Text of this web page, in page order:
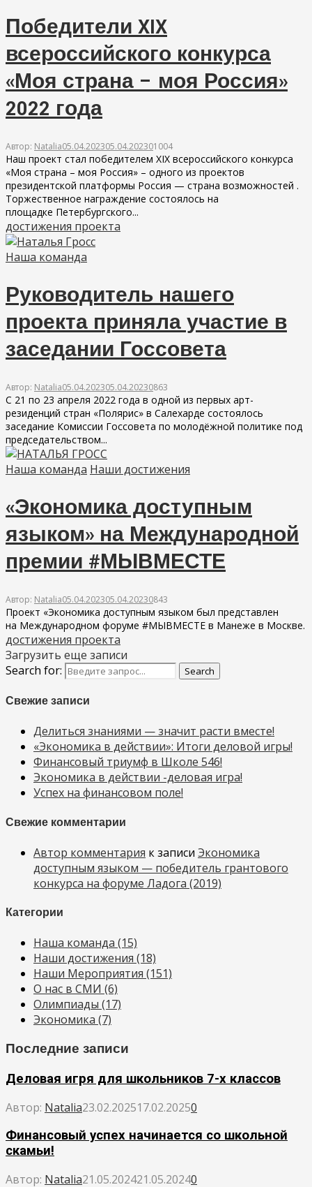
Победители XIX
всероссийского конкурса
«Моя страна – моя Россия»
2022 года
Автор: Natalia05.04.202305.04.202301004
Наш проект стал победителем XIX всероссийского конкурса
«Моя страна – моя Россия» – одного из проектов
президентской платформы Россия — страна возможностей .
Торжественное награждение состоялось на
площадке Петербургского...
достижения проекта
Наша команда
Руководитель нашего
проекта приняла участие в
заседании Госсовета
Автор: Natalia05.04.202305.04.20230863
С 21 по 23 апреля 2022 года в одной из первых арт-
резиденций стран «Полярис» в Салехарде состоялось
заседание Комиссии Госсовета по молодёжной политике под
председательством...
Наша команда Наши достижения
«Экономика доступным
языком» на Международной
премии #МЫВМЕСТЕ
Автор: Natalia05.04.202305.04.20230843
Проект «Экономика доступным языком был представлен
на Международном форуме #МЫВМЕСТЕ в Манеже в Москве.
достижения проекта
Загрузить еще записи
Search for:
Search
Свежие записи
Делиться знаниями — значит расти вместе!
«Экономика в действии»: Итоги деловой игры!
Финансовый триумф в Школе 546!
Экономика в действии -деловая игра!
Успех на финансовом поле!
Свежие комментарии
Автор комментария к записи Экономика
доступным языком — победитель грантового
конкурса на форуме Ладога (2019)
Категории
Наша команда (15)
Наши достижения (18)
Наши Мероприятия (151)
О нас в СМИ (6)
Олимпиады (17)
Экономика (7)
Последние записи
Деловая игря для школьников 7-х классов
Автор: Natalia23.02.202517.02.20250
Финансовый успех начинается со школьной
скамьи!
Автор: Natalia21.05.202421.05.20240